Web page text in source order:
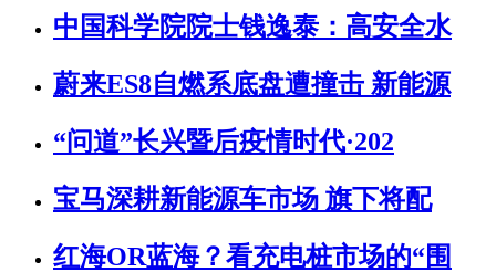
中国科学院院士钱逸泰：高安全水
蔚来ES8自燃系底盘遭撞击 新能源
“问道”长兴暨后疫情时代·202
宝马深耕新能源车市场 旗下将配
红海OR蓝海？看充电桩市场的“围